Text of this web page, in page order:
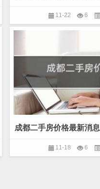
11-22 6
成都二手房价格最新消息
11-18 6